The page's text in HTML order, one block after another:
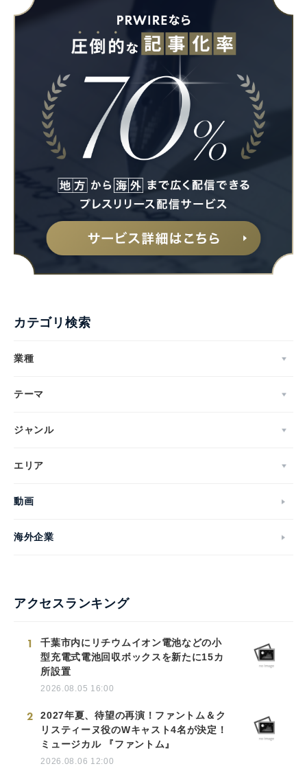
カテゴリ検索
業種
テーマ
ジャンル
エリア
動画
海外企業
アクセスランキング
1
千葉市内にリチウムイオン電池などの小
型充電式電池回収ボックスを新たに15カ
所設置
2026.08.05 16:00
2
2027年夏、待望の再演！ファントム＆ク
リスティーヌ役のWキャスト4名が決定！
ミュージカル 『ファントム』
2026.08.06 12:00